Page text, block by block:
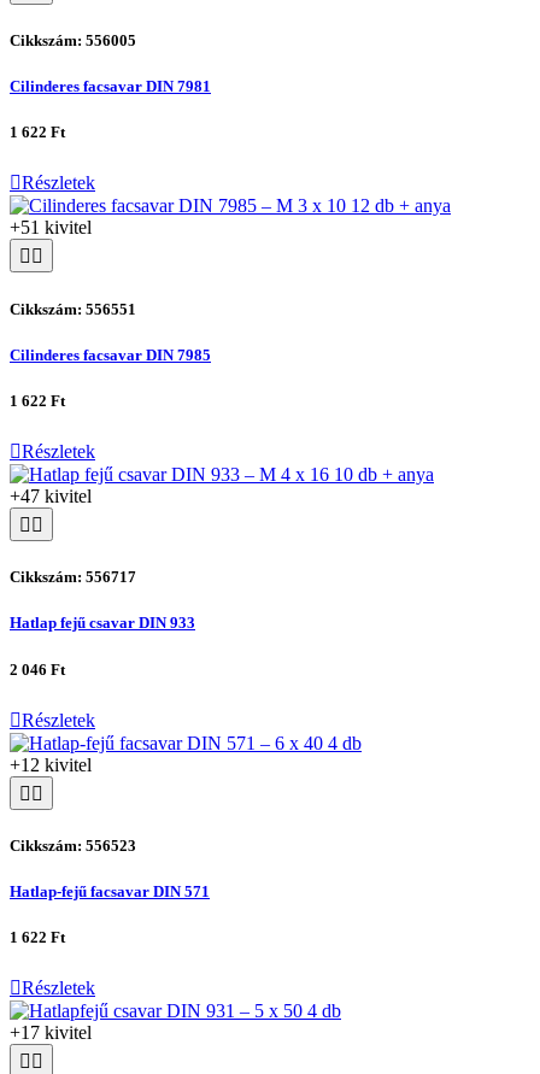
Cikkszám: 556005
Cilinderes facsavar DIN 7981
1 622 Ft
Részletek
+51 kivitel
Cikkszám: 556551
Cilinderes facsavar DIN 7985
1 622 Ft
Részletek
+47 kivitel
Cikkszám: 556717
Hatlap fejű csavar DIN 933
2 046 Ft
Részletek
+12 kivitel
Cikkszám: 556523
Hatlap-fejű facsavar DIN 571
1 622 Ft
Részletek
+17 kivitel